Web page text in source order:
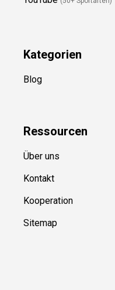
Ressource
Über uns
Kontakt
Kooperation